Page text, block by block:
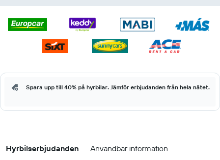
Spara upp till 40% på hyrbilar. Jämför erbjudanden från hela nätet.
Hyrbilserbjudanden Användbar information